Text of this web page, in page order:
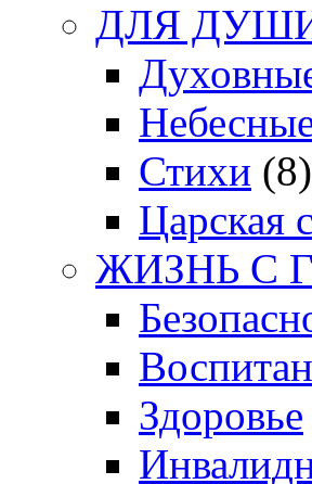
ДЛЯ
Стихи (8)
Царская
ЖИЗНЬ С
Здоровье